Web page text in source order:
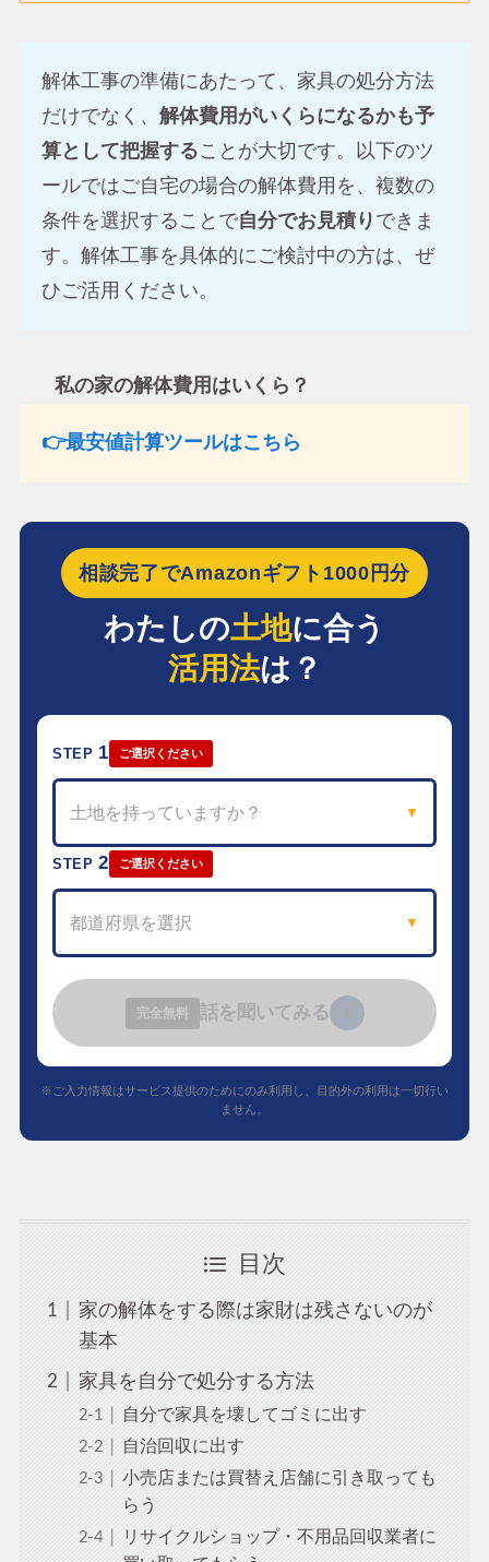
解体工事の準備にあたって、家具の処分方法
だけでなく、 解体費用がいくらになるかも予
算として把握することが大切です。以下のツ
ールではご自宅の場合の解体費用を、複数の
条件を選択することで自分でお見積り できま
す。解体工事を具体的にご検討中の方は、ぜ
ひご活用ください。
私の家の解体費用はいくら？
👉最安値計算ツールはこちら
相談完了でAmazonギフト1000円分
わたしの土地に合う
活用法は？
STEP 1 ご選択ください
土地を持っていますか？ ▼
STEP2 ご選択ください
都道府県を選択 ▼
完全無料 話を聞いてみる
※ご入力情報はサービス提供のためにのみ利用し、目的外の利用は一切行い
ません。
目次
家の解体をする際は家財は残さないのが
基本
家具を自分で処分する方法
自分で家具を壊してゴミに出す
自治回収に出す
小売店または買替え店舗に引き取っても
らう
リサイクルショップ・不用品回収業者に